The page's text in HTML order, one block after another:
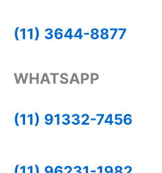
(11) 3644-8877
WHATSAPP
(11) 91332-7456